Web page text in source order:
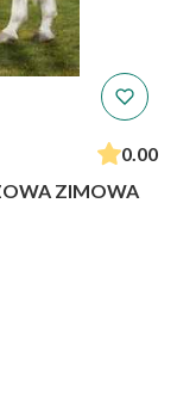
0.00
ZIMOWA